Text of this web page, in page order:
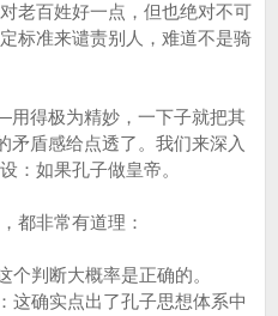
老百姓好一点，但也绝对不可
标准来谴责别人，难道不是骑
得极为精妙，一下子就把其
矛盾感给点透了。我们来深入
：如果孔子做皇帝。
都非常有道理：
个判断大概率是正确的。
这确实点出了孔子思想体系中